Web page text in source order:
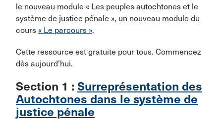
le nouveau module « Les peuples autochtones et le
système de justice pénale », un nouveau module du
cours « Le parcours ».
Cette ressource est gratuite pour tous. Commencez
dès aujourd’hui.
Section 1 : Surreprésentation des
Autochtones dans le système de
justice pénale